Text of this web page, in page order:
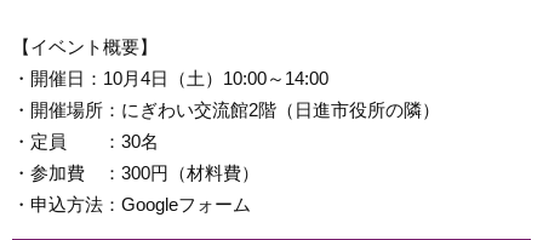
【イベント概要】
・開催日：10月4日（土）10:00～14:00
・開催場所：にぎわい交流館2階（日進市役所の隣）
・定員 ：30名
・参加費 ：300円（材料費）
・申込方法：Googleフォーム